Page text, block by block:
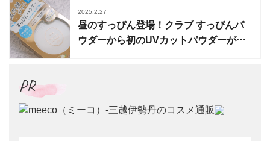
2025.2.27
昼のすっぴん登場！クラブ すっぴんパ
ウダーから初のUVカットパウダーが数
PR